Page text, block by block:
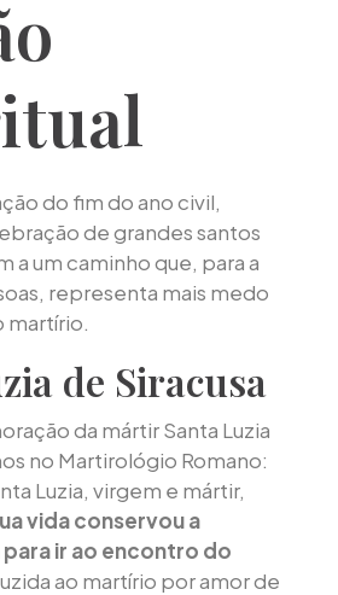
do fim do ano civil,
de grandes santos
a um caminho que, para a
representa mais medo
martírio.
de Siracusa
da mártir Santa Luzia
no Martirológio Romano:
Luzia, virgem e mártir,
vida conservou a
ir ao encontro do
ao martírio por amor de